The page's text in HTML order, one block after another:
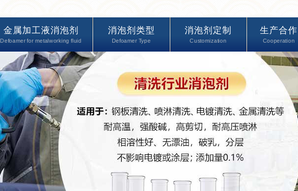
金属加工液消泡剂
Defoamer for metalworking fluid
消泡剂类型
Defoamer Type
消泡剂定制
Customization
生产合作
Cooperation